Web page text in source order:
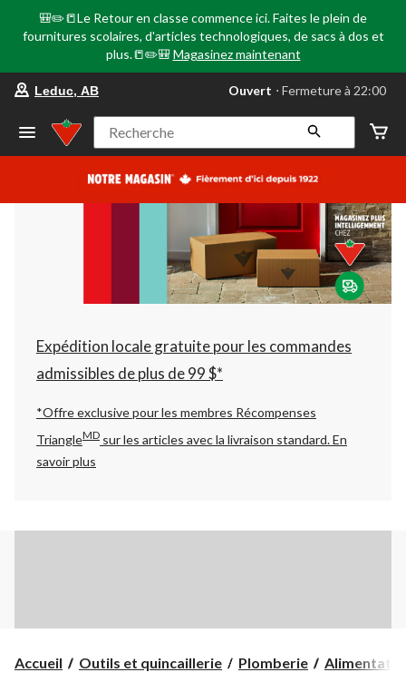
🎒✏️📒Le Retour en classe commence ici. Faites le plein de
fournitures scolaires, d'articles technologiques, de sacs à dos et
plus.📒✏️🎒 Magasinez maintenant
votre
préféré
Leduc,
AB,
courament
Fermeture
à
22:00
cliquer
pour
changer
Leduc, AB Ouvert ⋅ Fermeture à 22:00
Recherche
Expédition locale gratuite pour les commandes
admissibles de plus de 99 $*
*Offre exclusive pour les membres Récompenses
TriangleMD sur les articles avec la livraison standard.En
savoir plus
Accueil Outils et quincaillerie Plomberie